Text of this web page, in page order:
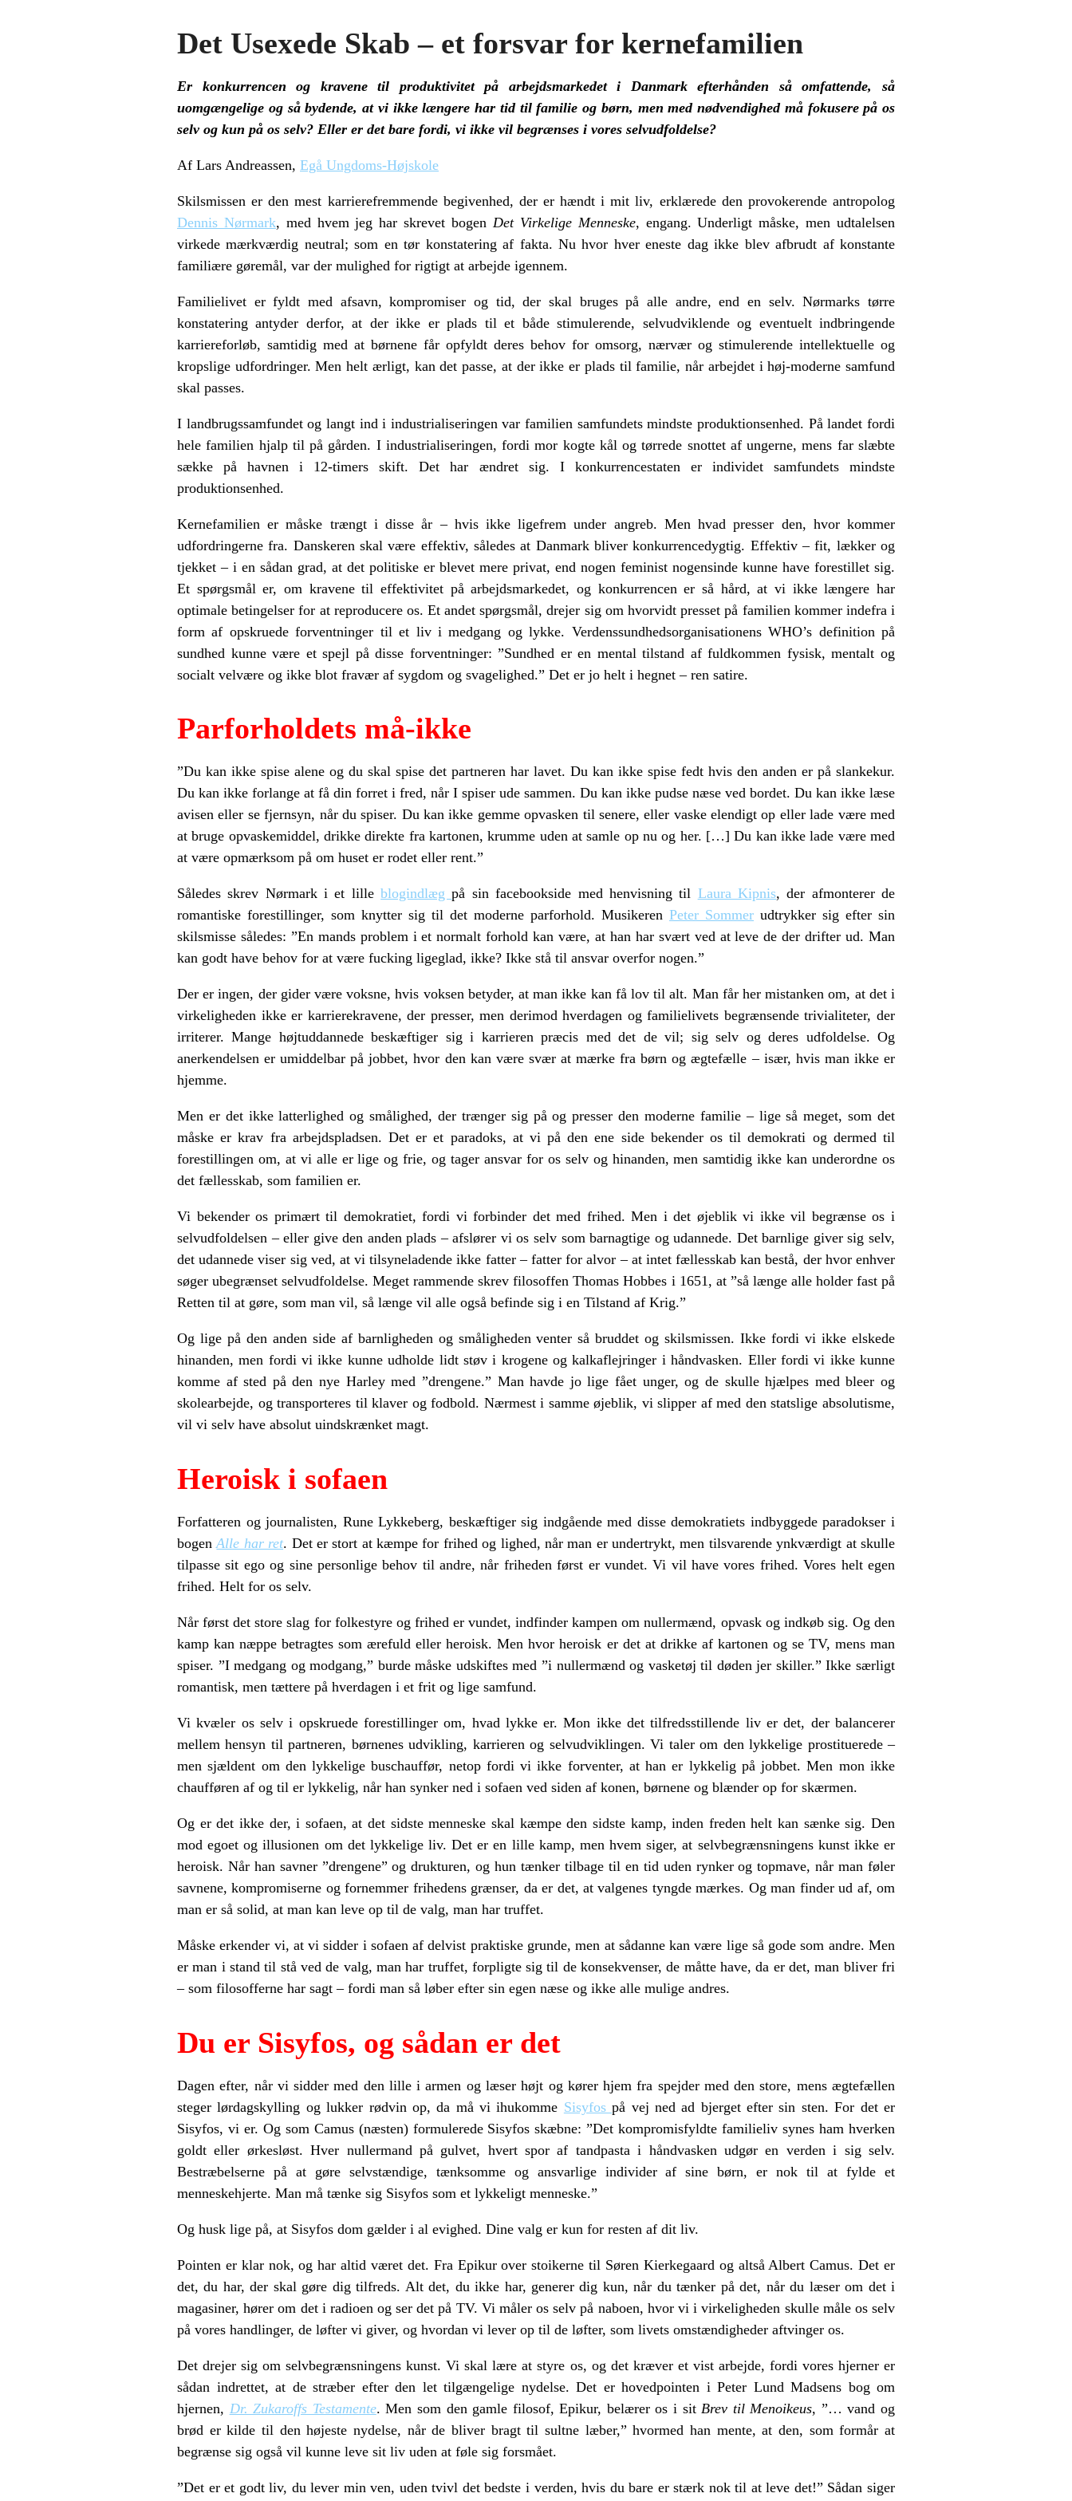
Det Usexede Skab – et forsvar for kernefamilien
Er konkurrencen og kravene til produktivitet på arbejdsmarkedet i Danmark efterhånden så omfattende, så
uomgængelige og så bydende, at vi ikke længere har tid til familie og børn, men med nødvendighed må fokusere på os
selv og kun på os selv? Eller er det bare fordi, vi ikke vil begrænses i vores selvudfoldelse?
Af Lars Andreassen, Egå Ungdoms-Højskole
Skilsmissen er den mest karrierefremmende begivenhed, der er hændt i mit liv, erklærede den provokerende antropolog
Dennis Nørmark, med hvem jeg har skrevet bogen Det Virkelige Menneske, engang. Underligt måske, men udtalelsen
virkede mærkværdig neutral; som en tør konstatering af fakta. Nu hvor hver eneste dag ikke blev afbrudt af konstante
familiære gøremål, var der mulighed for rigtigt at arbejde igennem.
Familielivet er fyldt med afsavn, kompromiser og tid, der skal bruges på alle andre, end en selv. Nørmarks tørre
konstatering antyder derfor, at der ikke er plads til et både stimulerende, selvudviklende og eventuelt indbringende
karriereforløb, samtidig med at børnene får opfyldt deres behov for omsorg, nærvær og stimulerende intellektuelle og
kropslige udfordringer. Men helt ærligt, kan det passe, at der ikke er plads til familie, når arbejdet i høj-moderne samfund
skal passes.
I landbrugssamfundet og langt ind i industrialiseringen var familien samfundets mindste produktionsenhed. På landet fordi
hele familien hjalp til på gården. I industrialiseringen, fordi mor kogte kål og tørrede snottet af ungerne, mens far slæbte
sække på havnen i 12-timers skift. Det har ændret sig. I konkurrencestaten er individet samfundets mindste
produktionsenhed.
Kernefamilien er måske trængt i disse år – hvis ikke ligefrem under angreb. Men hvad presser den, hvor kommer
udfordringerne fra. Danskeren skal være effektiv, således at Danmark bliver konkurrencedygtig. Effektiv – fit, lækker og
tjekket – i en sådan grad, at det politiske er blevet mere privat, end nogen feminist nogensinde kunne have forestillet sig.
Et spørgsmål er, om kravene til effektivitet på arbejdsmarkedet, og konkurrencen er så hård, at vi ikke længere har
optimale betingelser for at reproducere os. Et andet spørgsmål, drejer sig om hvorvidt presset på familien kommer indefra i
form af opskruede forventninger til et liv i medgang og lykke. Verdenssundhedsorganisationens WHO’s definition på
sundhed kunne være et spejl på disse forventninger: ”Sundhed er en mental tilstand af fuldkommen fysisk, mentalt og
socialt velvære og ikke blot fravær af sygdom og svagelighed.” Det er jo helt i hegnet – ren satire.
Parforholdets må-ikke
”Du kan ikke spise alene og du skal spise det partneren har lavet. Du kan ikke spise fedt hvis den anden er på slankekur.
Du kan ikke forlange at få din forret i fred, når I spiser ude sammen. Du kan ikke pudse næse ved bordet. Du kan ikke læse
avisen eller se fjernsyn, når du spiser. Du kan ikke gemme opvasken til senere, eller vaske elendigt op eller lade være med
at bruge opvaskemiddel, drikke direkte fra kartonen, krumme uden at samle op nu og her. […] Du kan ikke lade være med
at være opmærksom på om huset er rodet eller rent.”
Således skrev Nørmark i et lilleblogindlægpå sin facebookside med henvisning til Laura Kipnis, der afmonterer de
romantiske forestillinger, som knytter sig til det moderne parforhold. Musikeren Peter Sommer udtrykker sig efter sin
skilsmisse således: ”En mands problem i et normalt forhold kan være, at han har svært ved at leve de der drifter ud. Man
kan godt have behov for at være fucking ligeglad, ikke? Ikke stå til ansvar overfor nogen.”
Der er ingen, der gider være voksne, hvis voksen betyder, at man ikke kan få lov til alt. Man får her mistanken om, at det i
virkeligheden ikke er karrierekravene, der presser, men derimod hverdagen og familielivets begrænsende trivialiteter, der
irriterer. Mange højtuddannede beskæftiger sig i karrieren præcis med det de vil; sig selv og deres udfoldelse. Og
anerkendelsen er umiddelbar på jobbet, hvor den kan være svær at mærke fra børn og ægtefælle – især, hvis man ikke er
hjemme.
Men er det ikke latterlighed og smålighed, der trænger sig på og presser den moderne familie – lige så meget, som det
måske er krav fra arbejdspladsen. Det er et paradoks, at vi på den ene side bekender os til demokrati og dermed til
forestillingen om, at vi alle er lige og frie, og tager ansvar for os selv og hinanden, men samtidig ikke kan underordne os
det fællesskab, som familien er.
Vi bekender os primært til demokratiet, fordi vi forbinder det med frihed. Men i det øjeblik vi ikke vil begrænse os i
selvudfoldelsen – eller give den anden plads – afslører vi os selv som barnagtige og udannede. Det barnlige giver sig selv,
det udannede viser sig ved, at vi tilsyneladende ikke fatter – fatter for alvor – at intet fællesskab kan bestå, der hvor enhver
søger ubegrænset selvudfoldelse. Meget rammende skrev filosoffen Thomas Hobbes i 1651, at ”så længe alle holder fast på
Retten til at gøre, som man vil, så længe vil alle også befinde sig i en Tilstand af Krig.”
Og lige på den anden side af barnligheden og småligheden venter så bruddet og skilsmissen. Ikke fordi vi ikke elskede
hinanden, men fordi vi ikke kunne udholde lidt støv i krogene og kalkaflejringer i håndvasken. Eller fordi vi ikke kunne
komme af sted på den nye Harley med ”drengene.” Man havde jo lige fået unger, og de skulle hjælpes med bleer og
skolearbejde, og transporteres til klaver og fodbold. Nærmest i samme øjeblik, vi slipper af med den statslige absolutisme,
vil vi selv have absolut uindskrænket magt.
Heroisk i sofaen
Forfatteren og journalisten, Rune Lykkeberg, beskæftiger sig indgående med disse demokratiets indbyggede paradokser i
bogenAlle har ret. Det er stort at kæmpe for frihed og lighed, når man er undertrykt, men tilsvarende ynkværdigt at skulle
tilpasse sit ego og sine personlige behov til andre, når friheden først er vundet. Vi vil have vores frihed. Vores helt egen
frihed. Helt for os selv.
Når først det store slag for folkestyre og frihed er vundet, indfinder kampen om nullermænd, opvask og indkøb sig. Og den
kamp kan næppe betragtes som ærefuld eller heroisk. Men hvor heroisk er det at drikke af kartonen og se TV, mens man
spiser. ”I medgang og modgang,” burde måske udskiftes med ”i nullermænd og vasketøj til døden jer skiller.” Ikke særligt
romantisk, men tættere på hverdagen i et frit og lige samfund.
Vi kvæler os selv i opskruede forestillinger om, hvad lykke er. Mon ikke det tilfredsstillende liv er det, der balancerer
mellem hensyn til partneren, børnenes udvikling, karrieren og selvudviklingen. Vi taler om den lykkelige prostituerede –
men sjældent om den lykkelige buschauffør, netop fordi vi ikke forventer, at han er lykkelig på jobbet. Men mon ikke
chaufføren af og til er lykkelig, når han synker ned i sofaen ved siden af konen, børnene og blænder op for skærmen.
Og er det ikke der, i sofaen, at det sidste menneske skal kæmpe den sidste kamp, inden freden helt kan sænke sig. Den
mod egoet og illusionen om det lykkelige liv. Det er en lille kamp, men hvem siger, at selvbegrænsningens kunst ikke er
heroisk. Når han savner ”drengene” og drukturen, og hun tænker tilbage til en tid uden rynker og topmave, når man føler
savnene, kompromiserne og fornemmer frihedens grænser, da er det, at valgenes tyngde mærkes. Og man finder ud af, om
man er så solid, at man kan leve op til de valg, man har truffet.
Måske erkender vi, at vi sidder i sofaen af delvist praktiske grunde, men at sådanne kan være lige så gode som andre. Men
er man i stand til stå ved de valg, man har truffet, forpligte sig til de konsekvenser, de måtte have, da er det, man bliver fri
– som filosofferne har sagt – fordi man så løber efter sin egen næse og ikke alle mulige andres.
Du er Sisyfos, og sådan er det
Dagen efter, når vi sidder med den lille i armen og læser højt og kører hjem fra spejder med den store, mens ægtefællen
steger lørdagskylling og lukker rødvin op, da må vi ihukomme Sisyfospå vej ned ad bjerget efter sin sten. For det er
Sisyfos, vi er. Og som Camus (næsten) formulerede Sisyfos skæbne: ”Det kompromisfyldte familieliv synes ham hverken
goldt eller ørkesløst. Hver nullermand på gulvet, hvert spor af tandpasta i håndvasken udgør en verden i sig selv.
Bestræbelserne på at gøre selvstændige, tænksomme og ansvarlige individer af sine børn, er nok til at fylde et
menneskehjerte. Man må tænke sig Sisyfos som et lykkeligt menneske.”
Og husk lige på, at Sisyfos dom gælder i al evighed. Dine valg er kun for resten af dit liv.
Pointen er klar nok, og har altid været det. Fra Epikur over stoikerne til Søren Kierkegaard og altså Albert Camus. Det er
det, du har, der skal gøre dig tilfreds. Alt det, du ikke har, generer dig kun, når du tænker på det, når du læser om det i
magasiner, hører om det i radioen og ser det på TV. Vi måler os selv på naboen, hvor vi i virkeligheden skulle måle os selv
på vores handlinger, de løfter vi giver, og hvordan vi lever op til de løfter, som livets omstændigheder aftvinger os.
Det drejer sig om selvbegrænsningens kunst. Vi skal lære at styre os, og det kræver et vist arbejde, fordi vores hjerner er
sådan indrettet, at de stræber efter den let tilgængelige nydelse. Det er hovedpointen i Peter Lund Madsens bog om
hjernen, Dr. Zukaroffs Testamente. Men som den gamle filosof, Epikur, belærer os i sit Brev til Menoikeus, ”… vand og
brød er kilde til den højeste nydelse, når de bliver bragt til sultne læber,” hvormed han mente, at den, som formår at
begrænse sig også vil kunne leve sit liv uden at føle sig forsmået.
”Det er et godt liv, du lever min ven, uden tvivl det bedste i verden, hvis du bare er stærk nok til at leve det!” Sådan siger